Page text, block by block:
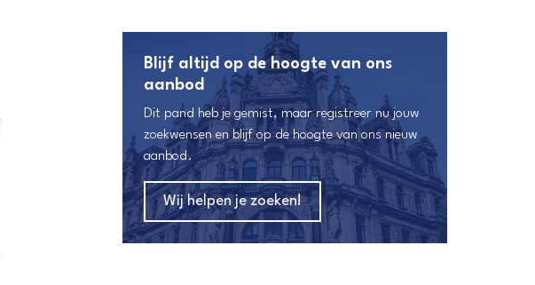
Blijf altijd op de hoogte van ons
aanbod
Dit pand heb je gemist, maar registreer nu jouw
zoekwensen en blijf op de hoogte van ons nieuw
aanbod.
Wij helpen je zoeken!